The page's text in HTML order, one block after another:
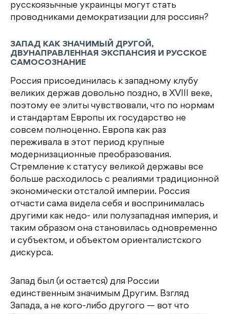
русскоязычные украинцы могут стать
проводниками демократизации для россиян?
ЗАПАД КАК ЗНАЧИМЫЙ ДРУГОЙ,
ДВУНАПРАВЛЕННАЯ ЭКСПАНСИЯ И РУССКОЕ
САМОСОЗНАНИЕ
Россия присоединилась к западному клубу
великих держав довольно поздно, в XVIII веке,
поэтому ее элиты чувствовали, что по нормам
и стандартам Европы их государство не
совсем полноценно. Европа как раз
переживала в этот период крупные
модернизационные преобразования.
Стремление к статусу великой державы все
больше расходилось с реалиями традиционной
экономически отсталой империи. Россия
отчасти сама видела себя и воспринималась
другими как недо- или полузападная империя, и
таким образом она становилась одновременно
и субъектом, и объектом ориенталистского
дискурса.
Запад был (и остается) для России
единственным значимым Другим. Взгляд
Запада, а не кого-либо другого — вот что